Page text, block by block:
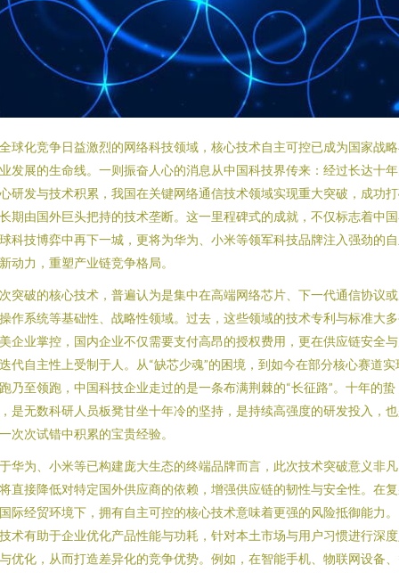
球化竞争日益激烈的网络科技领域，核心技术自主可控已成为国家战
发展的生命线。一则振奋人心的消息从中国科技界传来：经过长达十
研发与技术积累，我国在关键网络通信技术领域实现重大突破，成功
期由国外巨头把持的技术垄断。这一里程碑式的成就，不仅标志着中
科技博弈中再下一城，更将为华为、小米等领军科技品牌注入强劲的
动力，重塑产业链竞争格局。
突破的核心技术，普遍认为是集中在高端网络芯片、下一代通信协议
作系统等基础性、战略性领域。过去，这些领域的技术专利与标准大
企业掌控，国内企业不仅需要支付高昂的授权费用，更在供应链安全
代自主性上受制于人。从“缺芯少魂”的困境，到如今在部分核心赛道实
乃至领跑，中国科技企业走过的是一条布满荆棘的“长征路”。十年的蛰
是无数科研人员板凳甘坐十年冷的坚持，是持续高强度的研发投入，
次次试错中积累的宝贵经验。
华为、小米等已构建庞大生态的终端品牌而言，此次技术突破意义非
直接降低对特定国外供应商的依赖，增强供应链的韧性与安全性。在
际经贸环境下，拥有自主可控的核心技术意味着更强的风险抵御能力
术有助于企业优化产品性能与功耗，针对本土市场与用户习惯进行深
优化，从而打造差异化的竞争优势。例如，在智能手机、物联网设备